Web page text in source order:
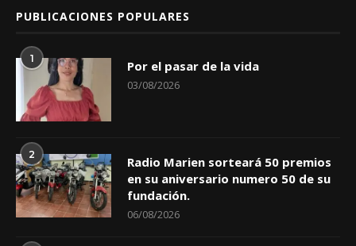
PUBLICACIONES POPULARES
1 Por el pasar de la vida
03/08/2026
2
Radio Marien sorteará 50 premios
en su aniversario numero 50 de su
fundación.
06/08/2026